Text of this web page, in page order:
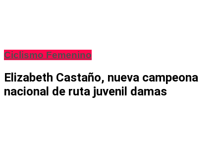
Ciclismo Femenino
Elizabeth Castaño, nueva campeona
nacional de ruta juvenil damas